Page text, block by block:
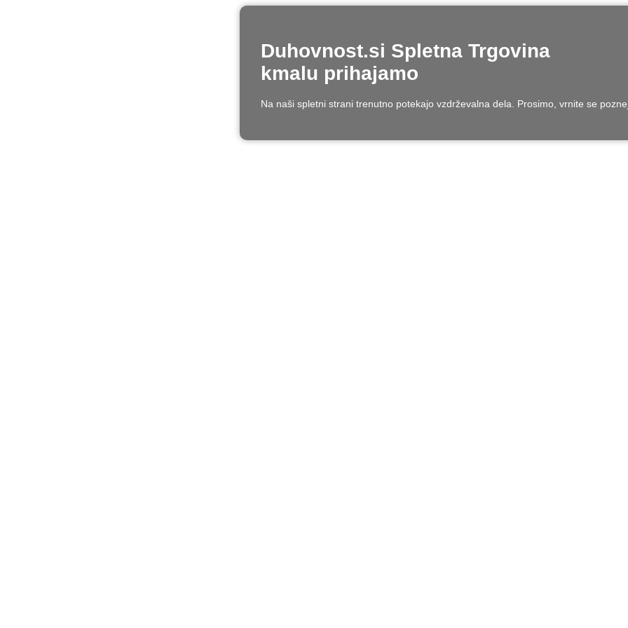
Duhovnost.si Spletna Trgovina
kmalu prihajamo
Na naši spletni strani trenutno potekajo vzdrževalna dela. Prosimo, vrnite se